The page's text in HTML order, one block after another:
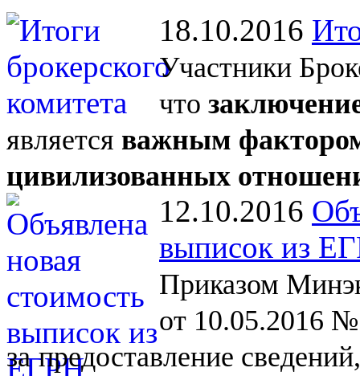
18.10.2016
Участники
что
является важным
цивилизованных
12.10.2016
выписок из
Приказом
от 10.05.2016 №
за предоставление